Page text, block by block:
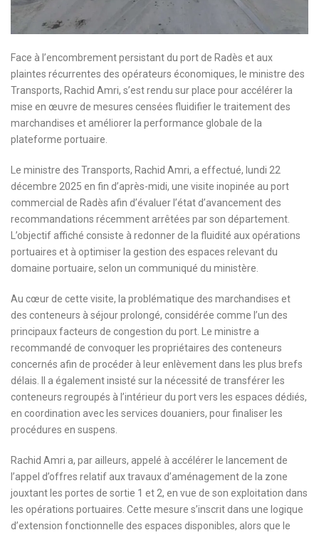
Face à l’encombrement persistant du port de Radès et aux
plaintes récurrentes des opérateurs économiques, le ministre des
Transports, Rachid Amri, s’est rendu sur place pour accélérer la
mise en œuvre de mesures censées fluidifier le traitement des
marchandises et améliorer la performance globale de la
plateforme portuaire.
Le ministre des Transports, Rachid Amri, a effectué, lundi 22
décembre 2025 en fin d’après-midi, une visite inopinée au port
commercial de Radès afin d’évaluer l’état d’avancement des
recommandations récemment arrêtées par son département.
L’objectif affiché consiste à redonner de la fluidité aux opérations
portuaires et à optimiser la gestion des espaces relevant du
domaine portuaire, selon un communiqué du ministère.
Au cœur de cette visite, la problématique des marchandises et
des conteneurs à séjour prolongé, considérée comme l’un des
principaux facteurs de congestion du port. Le ministre a
recommandé de convoquer les propriétaires des conteneurs
concernés afin de procéder à leur enlèvement dans les plus brefs
délais. Il a également insisté sur la nécessité de transférer les
conteneurs regroupés à l’intérieur du port vers les espaces dédiés,
en coordination avec les services douaniers, pour finaliser les
procédures en suspens.
Rachid Amri a, par ailleurs, appelé à accélérer le lancement de
l’appel d’offres relatif aux travaux d’aménagement de la zone
jouxtant les portes de sortie 1 et 2, en vue de son exploitation dans
les opérations portuaires. Cette mesure s’inscrit dans une logique
d’extension fonctionnelle des espaces disponibles, alors que le